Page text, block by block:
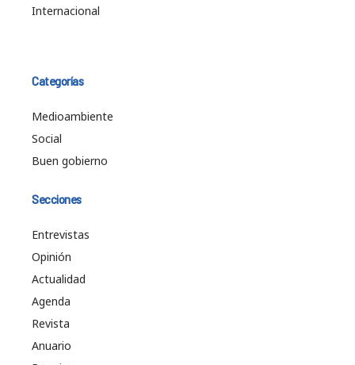
Internacional
Categorías
Medioambiente
Social
Buen gobierno
Secciones
Entrevistas
Opinión
Actualidad
Agenda
Revista
Anuario